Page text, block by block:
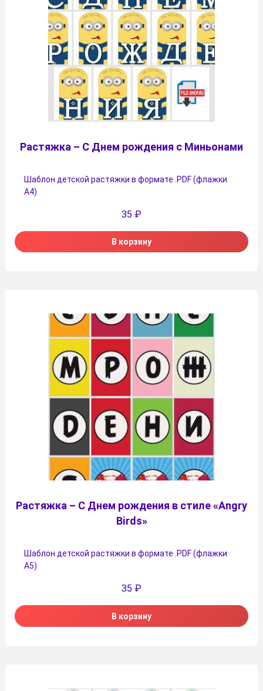
Растяжка – С Днем рождения c Миньонами
Шаблон детской растяжки в формате .PDF (флажки
А4)
35 ₽
В корзину
Растяжка – С Днем рождения в стиле «Angry
Birds»
Шаблон детской растяжки в формате .PDF (флажки
А5)
35 ₽
В корзину